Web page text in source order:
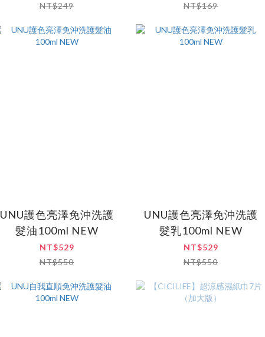
NT$249
NT$169
UNU護色亮澤免沖洗護
髮油100ml NEW
NT$529
NT$550
UNU護色亮澤免沖洗護
髮乳100ml NEW
NT$529
NT$550